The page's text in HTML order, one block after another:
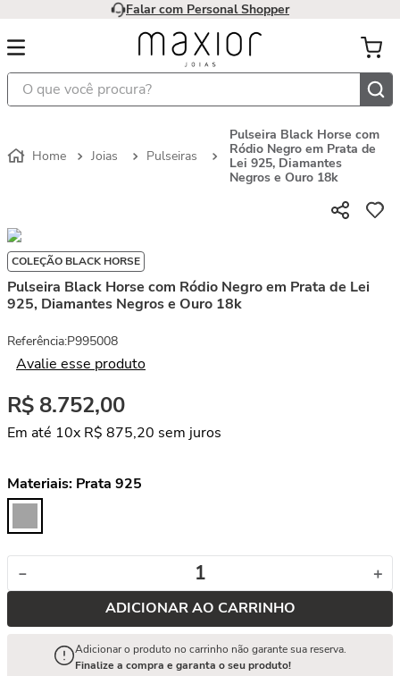
Falar com Personal Shopper
O que você procura?
Joias Pulseiras
Pulseira Black Horse com
Ródio Negro em Prata de
Lei 925, Diamantes
Negros e Ouro 18k
COLEÇÃO BLACK HORSE
Pulseira Black Horse com Ródio Negro em Prata de Lei
925, Diamantes Negros e Ouro 18k
Referência:P995008
Avalie esse produto
R$ 8.752,00
Em até 10x R$ 875,20 sem juros
Materiais: Prata 925
＋
－
ADICIONAR AO CARRINHO
Adicionar o produto no carrinho não garante sua reserva.
Finalize a compra e garanta o seu produto!